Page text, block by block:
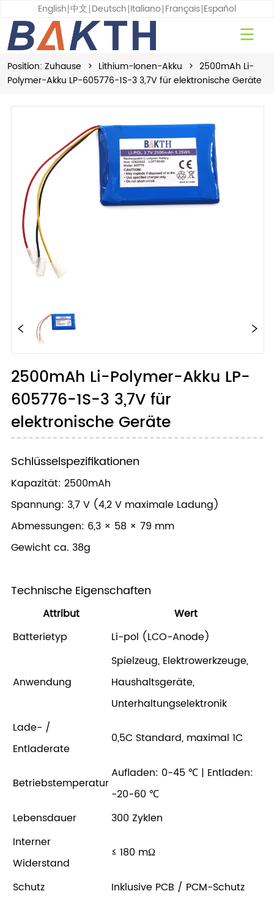
English 中文 Deutsch Italiano Français Español
Position: Zuhause > Lithium-Ionen-Akku > 2500mAh Li-
Polymer-Akku LP-605776-1S-3 3,7V für elektronische Geräte
2500mAh Li-Polymer-Akku LP-
605776-1S-3 3,7V für
elektronische Geräte
Schlüsselspezifikationen
Kapazität: 2500mAh
Spannung: 3,7 V (4,2 V maximale Ladung)
Abmessungen: 6,3 × 58 × 79 mm
Gewicht ca. 38g
Technische Eigenschaften
Attribut
Wert
Batterietyp
Li-pol (LCO-Anode)
Anwendung
Spielzeug, Elektrowerkzeuge,
Haushaltsgeräte,
Unterhaltungselektronik
Lade- /
Entladerate
0,5C Standard, maximal 1C
Betriebstemperatur
Aufladen: 0-45 ℃ | Entladen:
-20-60 ℃
Lebensdauer
300 Zyklen
Interner
Widerstand
≤ 180 mΩ
Schutz
Inklusive PCB / PCM-Schutz